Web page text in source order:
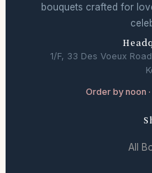
bouquets crafted for
1/F, 33 Des Voeux
Order by noon
All